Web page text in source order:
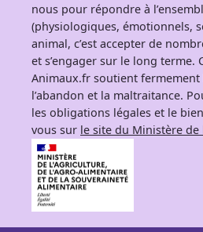
nous pour répondre à
(physiologiques, émotionnels,
animal, c’est accepter de
et s’engager sur le long terme.
Animaux.fr soutient
l’abandon et la maltraitance.
les obligations légales et le
vous sur le site du Ministère de